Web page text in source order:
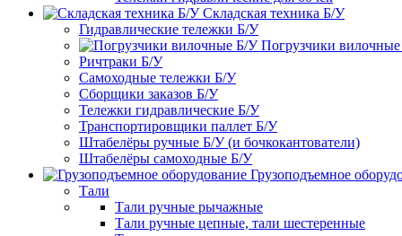
Складская техника Б/У
Гидравлические тележки Б/У
Погрузчики
Ричтраки Б/У
Самоходные тележки Б/У
Сборщики заказов Б/У
Тележки гидравлические Б/У
Транспортировщики паллет Б/У
Штабелёры ручные Б/У (и бочкокантователи)
Штабелёры самоходные Б/У
Грузоподъемное
Тали
Тали ручные рычажные
Тали ручные цепные, тали шестеренные